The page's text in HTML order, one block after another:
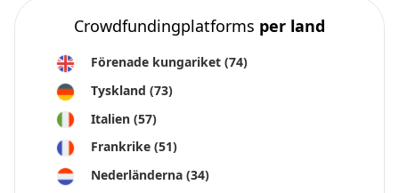
Crowdfundingplatforms per land
Förenade kungariket (74)
Tyskland (73)
Italien (57)
Frankrike (51)
Nederländerna (34)